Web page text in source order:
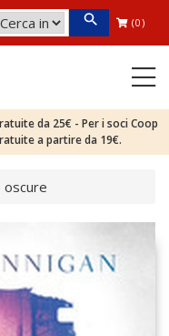
(0)
da 25€ - Per i soci Coop
a partire da 19€.
oscure